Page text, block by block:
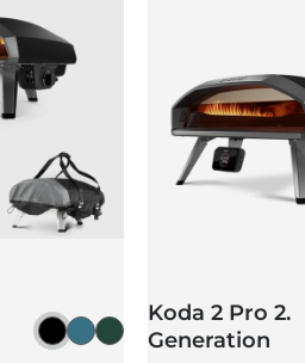
Schwarzgrau
Schieferblau
Hochlandgrün
Koda 2 Pro 2.
Generation